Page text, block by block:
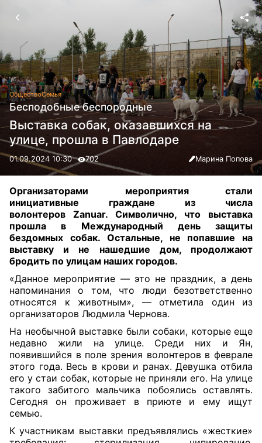
ОбществоСемья
Бесподобные беспородные
Выставка собак, оказавшихся на
улице, прошла в Павлодаре
01.09.2024 10:30 702 Марина Попова
Организаторами мероприятия стали
инициативные граждане из числа
волонтеров Zanuar. Символично, что выставка
прошла в Международный день защиты
бездомных собак. Остальные, не попавшие на
выставку и не нашедшие дом, продолжают
бродить по улицам наших городов.
«Данное мероприятие — это не праздник, а день
напоминания о том, что люди безответственно
относятся к животным», — отметила один из
организаторов Людмила Чернова.
На необычной выставке были собаки, которые еще
недавно жили на улице. Среди них и Ян,
появившийся в поле зрения волонтеров в феврале
этого года. Весь в крови и ранах. Девушка отбила
его у стаи собак, которые не приняли его. На улице
такого забитого мальчика побоялись оставлять.
Сегодня он проживает в приюте и ему ищут
семью.
К участникам выставки предъявлялись «жесткие»